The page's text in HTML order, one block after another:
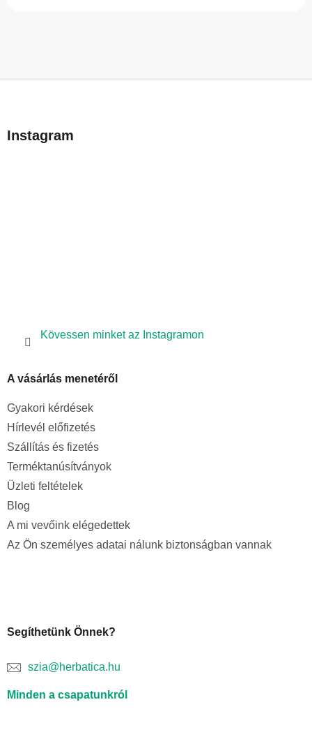
bInstagram
Kövessen minket az Instagramon
A vásárlás menetéről
Gyakori kérdések
Hírlevél előfizetés
Szállítás és fizetés
Terméktanúsítványok
Üzleti feltételek
Blog
A mi vevőink elégedettek
Az Ön személyes adatai nálunk biztonságban vannak
Segíthetünk Önnek?
szia@herbatica.hu
Minden a csapatunkról